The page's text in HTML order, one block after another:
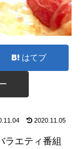
はてブ
2020.11.05
ラエティ番組